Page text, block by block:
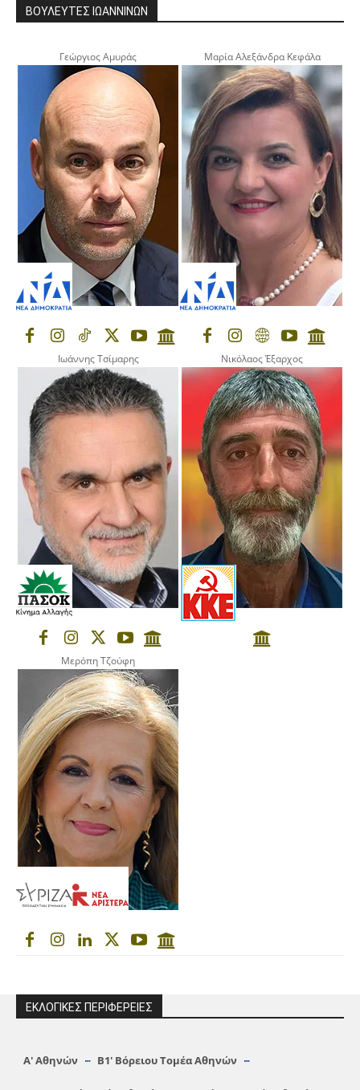
ΒΟΥΛΕΥΤΕΣ ΙΩΑΝΝΙΝΩΝ
Γεώργιος Αμυράς Μαρία Αλεξάνδρα Κεφάλα
Ιωάννης Τσίμαρης Νικόλαος Έξαρχος
Μερόπη Τζούφη
ΕΚΛΟΓΙΚΕΣ ΠΕΡΙΦΕΡΕΙΕΣ
Α′ Αθηνών Β1′ Βόρειου Τομέα Αθηνών